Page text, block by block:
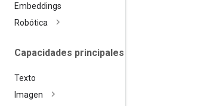
Embeddings
Robótica
Capacidades principales
Texto
Imagen